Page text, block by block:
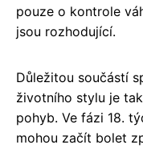
pouze o kontrole
jsou rozhodující.
Důležitou součástí
životního stylu je
pohyb. Ve fázi 18.
mohou začít bolet